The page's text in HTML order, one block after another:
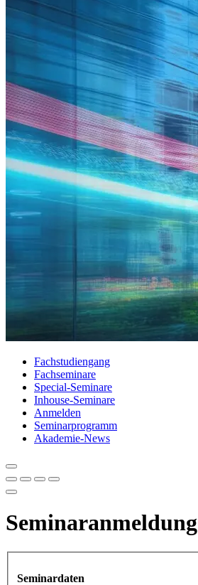
Fachstudiengang
Fachseminare
Special-Seminare
Inhouse-Seminare
Anmelden
Seminarprogramm
Akademie-News
Seminaranmeldung
Seminardaten